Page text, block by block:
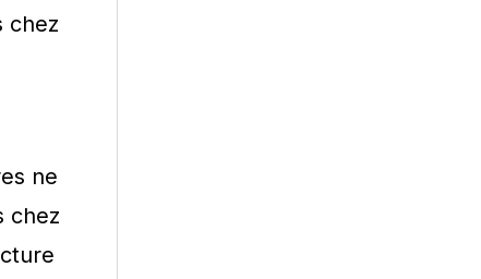
chez
ne
chez